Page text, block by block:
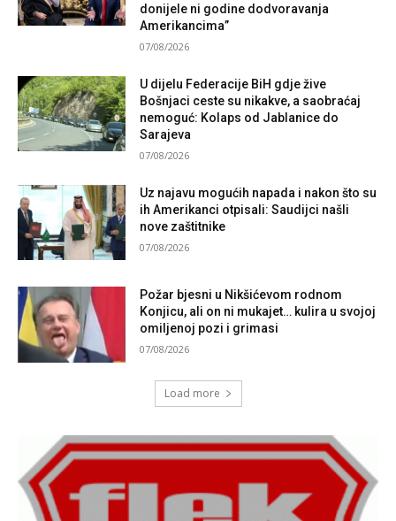
donijele ni godine dodvoravanja
Amerikancima”
07/08/2026
U dijelu Federacije BiH gdje žive
Bošnjaci ceste su nikakve, a saobraćaj
nemoguć: Kolaps od Jablanice do
Sarajeva
07/08/2026
Uz najavu mogućih napada i nakon što su
ih Amerikanci otpisali: Saudijci našli
nove zaštitnike
07/08/2026
Požar bjesni u Nikšićevom rodnom
Konjicu, ali on ni mukajet… kulira u svojoj
omiljenoj pozi i grimasi
07/08/2026
Load more